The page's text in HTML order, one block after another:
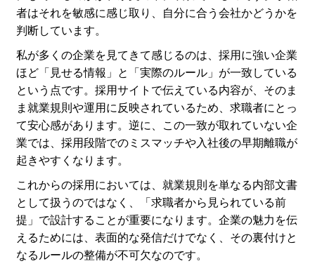
者はそれを敏感に感じ取り、自分に合う会社かどうかを
判断しています。
私が多くの企業を見てきて感じるのは、採用に強い企業
ほど「見せる情報」と「実際のルール」が一致している
という点です。採用サイトで伝えている内容が、そのま
ま就業規則や運用に反映されているため、求職者にとっ
て安心感があります。逆に、この一致が取れていない企
業では、採用段階でのミスマッチや入社後の早期離職が
起きやすくなります。
これからの採用においては、就業規則を単なる内部文書
として扱うのではなく、「求職者から見られている前
提」で設計することが重要になります。企業の魅力を伝
えるためには、表面的な発信だけでなく、その裏付けと
なるルールの整備が不可欠なのです。